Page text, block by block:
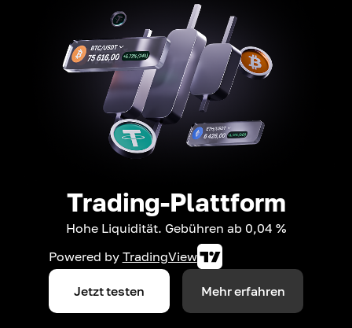
Trading-Plattform
Hohe Liquidität. Gebühren ab 0,04 %
Powered by TradingView
Jetzt testen Mehr erfahren